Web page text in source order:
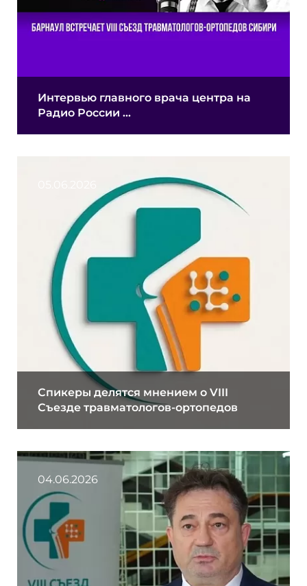
Интервью главного врача центра на
Радио России ...
Спикеры делятся мнением о VIII
Съезде травматологов-ортопедов
04.06.2026